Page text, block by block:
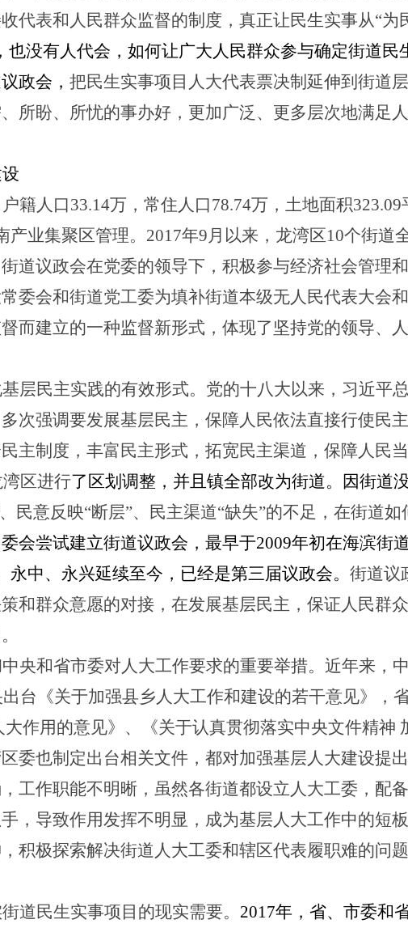
代表和人民群众监督的制度，真正让民生实事从“为
也没有人代会，如何让广大人民群众参与确定街道民
政会， 把民生实事项目人大代表票决制延伸到街道
所盼、所忧的事办好，更加广泛、更多层次地满足
户籍人口33.14万，常住人口78.74万， 土地面积
业集聚区管理。 2017年9月以来，龙湾区10个街道
道议政会在党委的领导下，积极参与经济社会管理
委会和街道党工委为填补街道本级无人民代表大会
而建立的一种监督新形式 ，体现了 坚持党的领导、
层民主实践的有效形式。 党的十八大以来，习近平
次强调要发展基层民主，保障人民依法直接行使民
主制度，丰富民主形式，拓宽民主渠道，保障人民
区进行了区划调整，并且镇全部改为街道。
因街道
民意反映“断层”、民主渠道“缺失”的不足，在街道
会尝试建立街道议政会，最早于2009年初在海滨街
中、永兴延续至今，已经是第三届议政会。 街道议
和群众意愿的对接，在发展基层民主，保证人民群
央和省市委对人大工作要求的重要举措。 近年来，
台《关于加强县乡人大工作和建设的若干意见》，
大作用的意见》、《关于认真贯彻落实中央文件精神
委也制定出台相关文件，都对加强基层人大建设提
工作职能不明晰，虽然各街道都设立人大工委，配
，导致作用发挥不明显，成为基层人大工作中的短
积极探索解决街道人大工委和辖区代表履职难的问题
道民生实事项目的现实需要。 2017年，省、市委和